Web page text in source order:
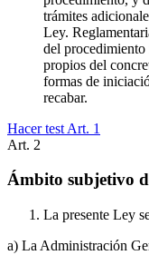
trámites
Ley.
del procedimiento
propios del
formas de
recabar.
Hacer test Art. 1
Art. 2
Ámbito subjetivo
La presente Ley
a) La Administración